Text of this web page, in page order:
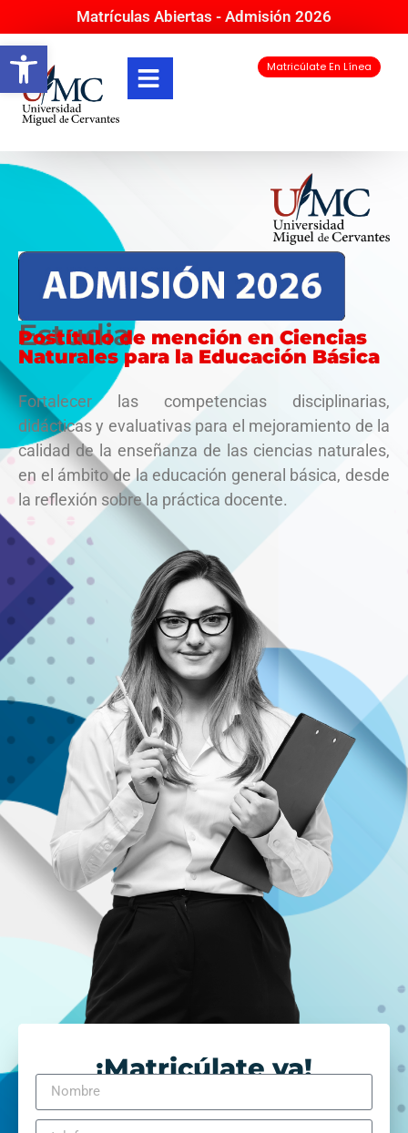
Abrir barra de herramientas
Matrículas Abiertas - Admisión 2026
Matricúlate En Línea
Estudia
Postítulo de mención en Ciencias
Naturales para la Educación Básica
Fortalecer las competencias disciplinarias,
didácticas y evaluativas para el mejoramiento de la
calidad de la enseñanza de las ciencias naturales,
en el ámbito de la educación general básica, desde
la reflexión sobre la práctica docente.
¡Matricúlate ya!